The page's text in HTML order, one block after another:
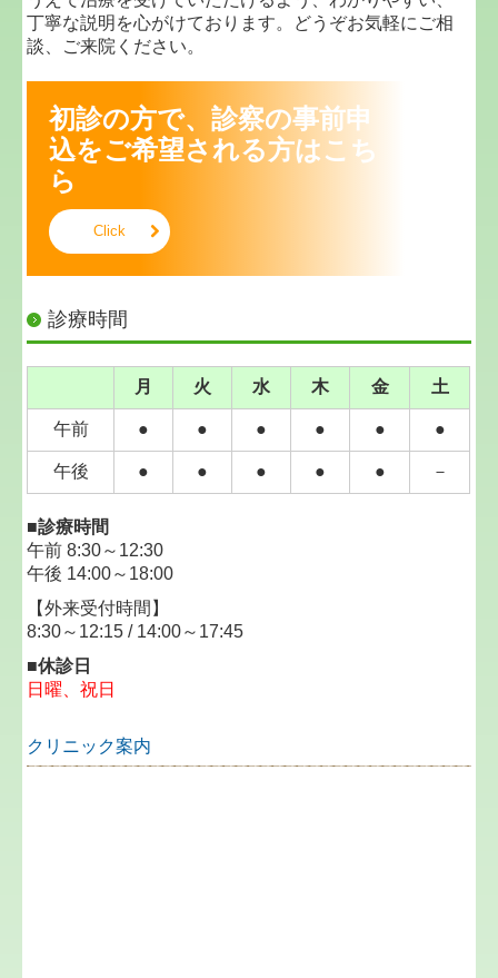
クリニック案内
AGAの治療を始めました。
詳しくは、当院までお問い合わせ下さい。
2016.02.19...ダニアレルギーに対する、舌下免疫療
法（ミティキュア療法）を始めました。
ダニアレルギーに対する、舌下免疫療法（ミティ
キュア療法）を始めました。
ご希望の方は、ご相談下さい。
2015.01.09...スギ花粉症に対する、舌下免疫療法
（シダトレン療法）を始めました。
スギ花粉症に対する、舌下免疫療法（シダキュア舌
ご希望の方は、ご相談下さい。
2014.02.03...在宅でのターミナルケア行っていま
当院で行えるケア
・往診：24時間365日対応します
・在宅での
・在宅での 自己注射管理
点滴の管理など
・在宅での寝たきり患者さん
褥瘡の管理など
・在宅での自己疼痛管理
鎮痛薬や麻薬の使用
・在宅での
中心静脈栄養の実施
経管栄養や胃瘻の管理
その他
丁寧な説明を心がけております。どうぞお気軽にご相
談、ご来院ください。
初診の方で、診察の事前申
込をご希望される方はこち
ら
Click
診療時間
月 火 水 木 金 土
午前 ● ● ● ● ● ●
午後 ● ● ● ● ● －
■診療時間
午前 8:30～12:30
午後 14:00～18:00
【外来受付時間】
8:30～12:15 / 14:00～17:45
■休診日
日曜、祝日